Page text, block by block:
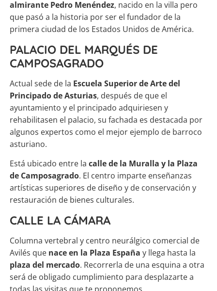
almirante Pedro Menéndez, nacido en la villa pero
que pasó a la historia por ser el fundador de la
primera ciudad de los Estados Unidos de América.
PALACIO DEL MARQUÉS DE
CAMPOSAGRADO
Actual sede de la Escuela Superior de Arte del
Principado de Asturias, después de que el
ayuntamiento y el principado adquiriesen y
rehabilitasen el palacio, su fachada es destacada por
algunos expertos como el mejor ejemplo de barroco
asturiano.
Está ubicado entre la calle de la Muralla y la Plaza
de Camposagrado. El centro imparte enseñanzas
artísticas superiores de diseño y de conservación y
restauración de bienes culturales.
CALLE LA CÁMARA
Columna vertebral y centro neurálgico comercial de
Avilés que nace en la Plaza España y llega hasta la
plaza del mercado. Recorrerla de una esquina a otra
será de obligado cumplimiento para desplazarte a